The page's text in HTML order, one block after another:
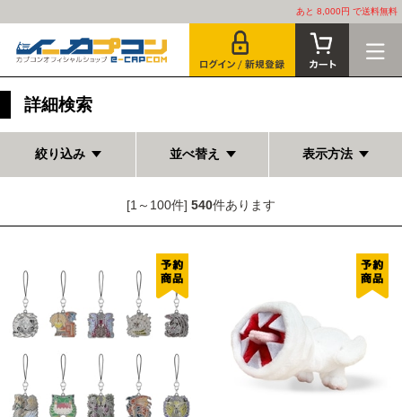
あと 8,000円 で送料無料
詳細検索
絞り込み 並べ替え 表示方法
[1～100件] 540件あります